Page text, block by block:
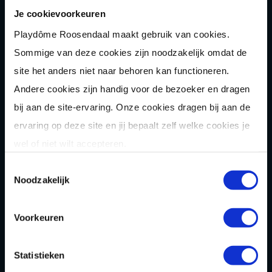
Je cookievoorkeuren
Playdôme Roosendaal maakt gebruik van cookies.
Sommige van deze cookies zijn noodzakelijk omdat de
site het anders niet naar behoren kan functioneren.
Andere cookies zijn handig voor de bezoeker en dragen
bij aan de site-ervaring. Onze cookies dragen bij aan de
ervaring op deze site en jij bepaalt zelf welke cookies je
Noodzakelijk
Voorkeuren
Statistieken
Indien nodig: voorkeursdatum uitje